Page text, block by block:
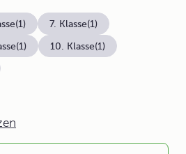
(1) 7. Klasse(1)
(1) 10. Klasse(1)